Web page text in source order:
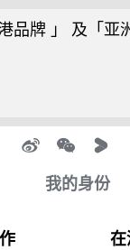
品牌 」 及「亚
我的身份
在